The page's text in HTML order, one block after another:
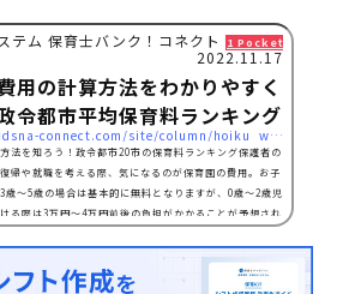
テム 保育士バンク！コネクト 1 Pocket
2022.11.17
用の計算方法をわかりやすく
令都市平均保育料ランキング
https://kidsna-connect.com/site/column/hoiku_workstyle/5819
法を知ろう！政令都市20市の保育料ランキング保護者の
帰や就職を考える際、気になるのが保育園の費用。お子
歳〜5歳の場合は基本的に無料となりますが、0歳〜2歳児
る際は3万円〜4万円前後の負担がかかることが予想され
統計調査」/厚生労働省から算出 （2019年12月調べ）上